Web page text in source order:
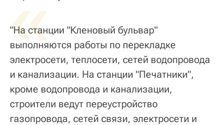
«
"На станции "Кленовый бульвар"
выполняются работы по перекладке
электросети, теплосети, сетей водопровода
и канализации. На станции "Печатники",
кроме водопровода и канализации,
строители ведут переустройство
газопровода, сетей связи, электросети и